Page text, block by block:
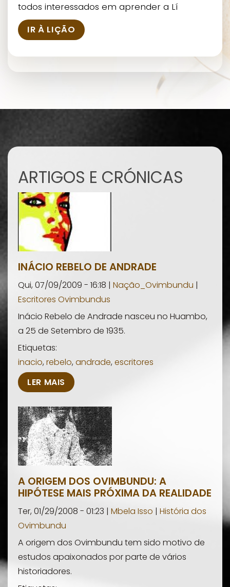
todos interessados em aprender a Lí
IR À LIÇÃO
ARTIGOS E CRÓNICAS
INÁCIO REBELO DE ANDRADE
Qui, 07/09/2009 - 16:18 | Nação_Ovimbundu |
Escritores Ovimbundus
Inácio Rebelo de Andrade nasceu no Huambo,
a 25 de Setembro de 1935.
Etiquetas:
inacio,rebelo,andrade,escritores
LER MAIS
A ORIGEM DOS OVIMBUNDU: A
HIPÓTESE MAIS PRÓXIMA DA REALIDADE
Ter, 01/29/2008 - 01:23 | Mbela Isso | História dos
Ovimbundu
A origem dos Ovimbundu tem sido motivo de
estudos apaixonados por parte de vários
historiadores.